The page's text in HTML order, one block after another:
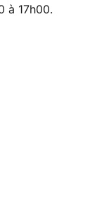
à 17h00.